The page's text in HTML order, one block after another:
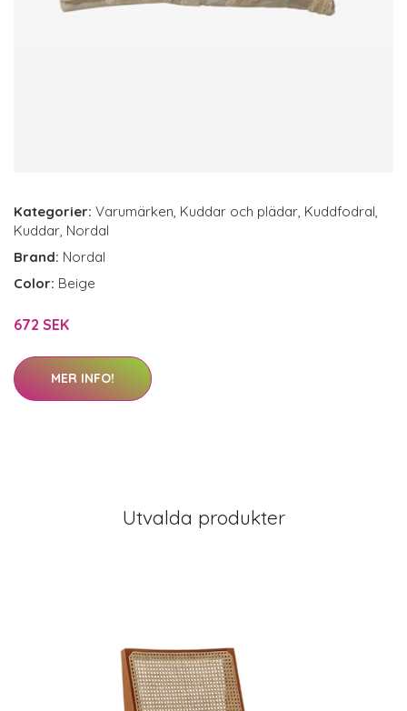
Kategorier: Varumärken Kuddar och plädar Kuddfodral
Kuddar Nordal
Brand: Nordal
Color: Beige
672 SEK
MER INFO!
Utvalda produkter